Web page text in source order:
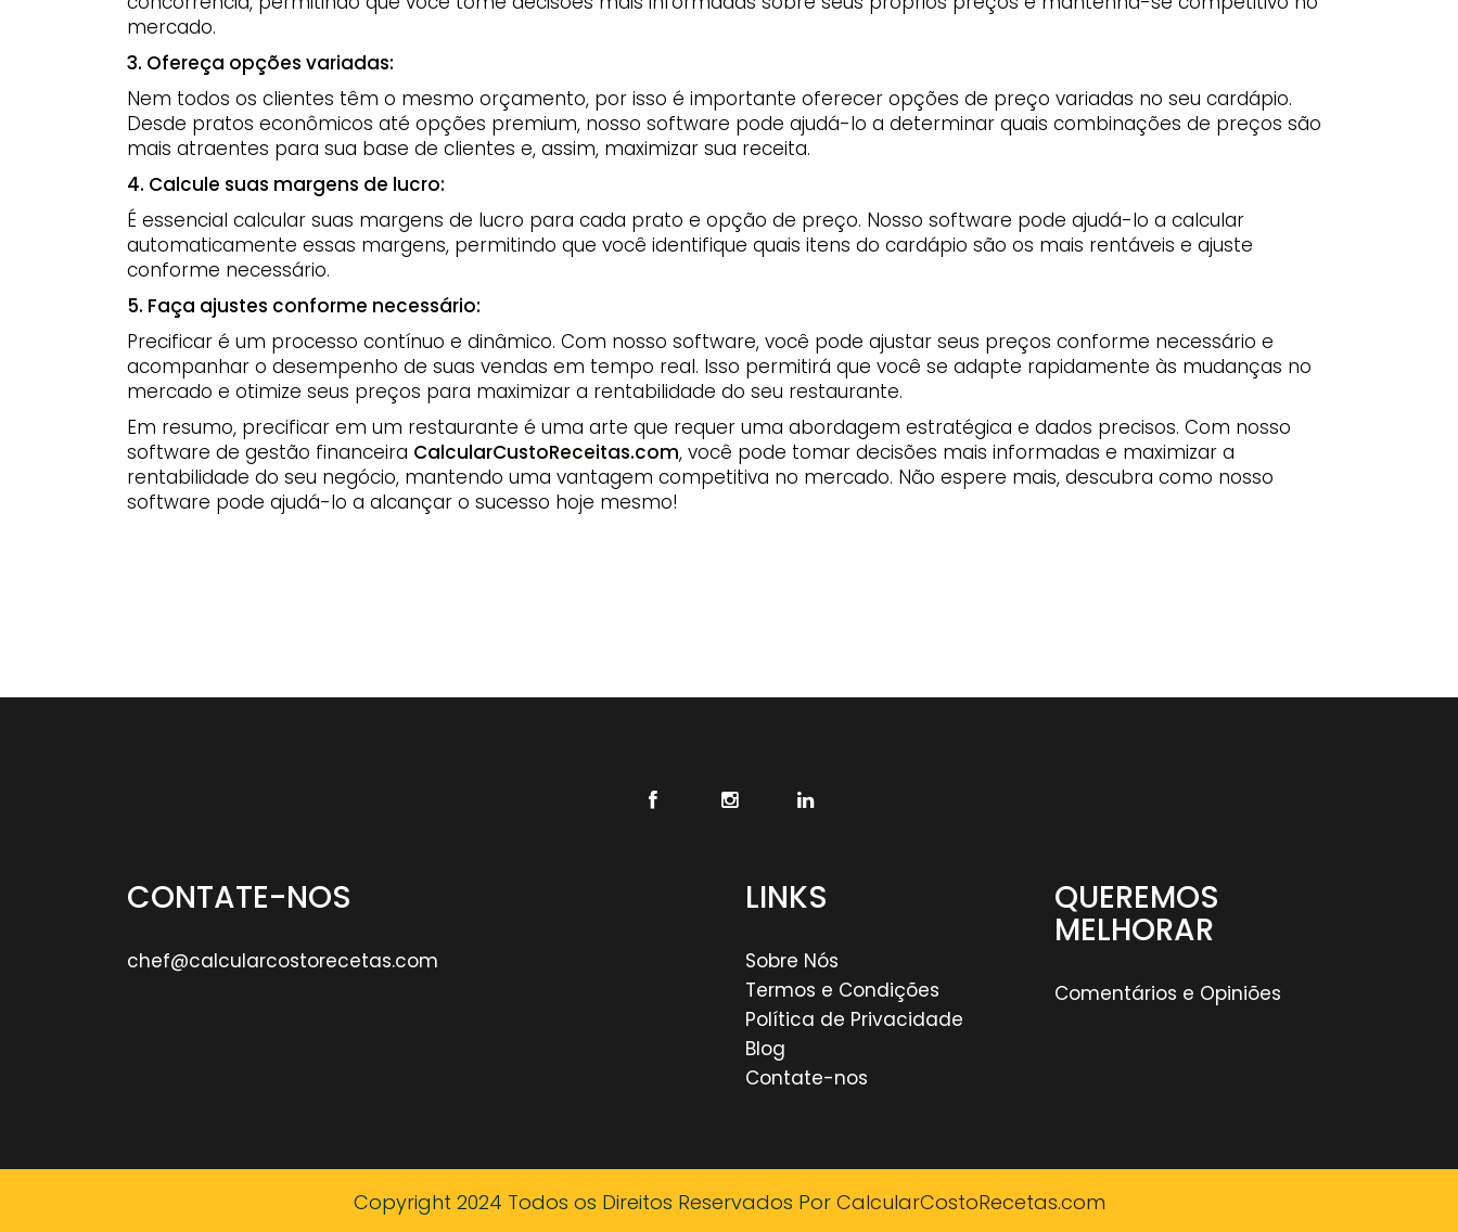
mercado.
3. Ofereça opções variadas:
Nem todos os clientes têm o mesmo orçamento, por isso é importante oferecer opções de preço variadas no seu cardápio.
Desde pratos econômicos até opções premium, nosso software pode ajudá-lo a determinar quais combinações de preços são
mais atraentes para sua base de clientes e, assim, maximizar sua receita.
4. Calcule suas margens de lucro:
É essencial calcular suas margens de lucro para cada prato e opção de preço. Nosso software pode ajudá-lo a calcular
automaticamente essas margens, permitindo que você identifique quais itens do cardápio são os mais rentáveis e ajuste
conforme necessário.
5. Faça ajustes conforme necessário:
Precificar é um processo contínuo e dinâmico. Com nosso software, você pode ajustar seus preços conforme necessário e
acompanhar o desempenho de suas vendas em tempo real. Isso permitirá que você se adapte rapidamente às mudanças no
mercado e otimize seus preços para maximizar a rentabilidade do seu restaurante.
Em resumo, precificar em um restaurante é uma arte que requer uma abordagem estratégica e dados precisos. Com nosso
software de gestão financeira CalcularCustoReceitas.com, você pode tomar decisões mais informadas e maximizar a
rentabilidade do seu negócio, mantendo uma vantagem competitiva no mercado. Não espere mais, descubra como nosso
software pode ajudá-lo a alcançar o sucesso hoje mesmo!
CONTATE-NOS
chef@calcularcostorecetas.com
LINKS
Sobre Nós
Termos e Condições
Política de Privacidade
Blog
Contate-nos
QUEREMOS
MELHORAR
Comentários e Opiniões
Copyright 2024 Todos os Direitos Reservados Por CalcularCostoRecetas.com